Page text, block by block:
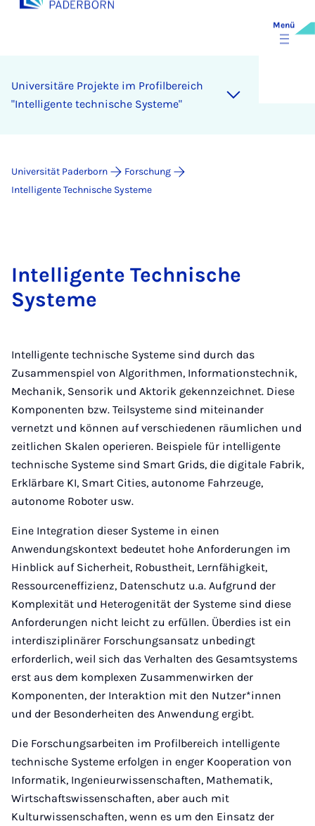
Menü
Uni­ver­si­tä­re Pro­jek­te im Pro­fil­be­reich
"In­tel­li­gen­te tech­ni­sche Sys­te­me"
Universität Paderborn
Forschung
Intelligente Technische Systeme
Intelligente Technische
Systeme
Intelligente technische Systeme sind durch das
Zusammenspiel von Algorithmen, Informationstechnik,
Mechanik, Sensorik und Aktorik gekennzeichnet. Diese
Komponenten bzw. Teilsysteme sind miteinander
vernetzt und können auf verschiedenen räumlichen und
zeitlichen Skalen operieren. Beispiele für intelligente
technische Systeme sind Smart Grids, die digitale Fabrik,
Erklärbare KI, Smart Cities, autonome Fahrzeuge,
autonome Roboter usw.
Eine Integration dieser Systeme in einen
Anwendungskontext bedeutet hohe Anforderungen im
Hinblick auf Sicherheit, Robustheit, Lernfähigkeit,
Ressourceneffizienz, Datenschutz u.a. Aufgrund der
Komplexität und Heterogenität der Systeme sind diese
Anforderungen nicht leicht zu erfüllen. Überdies ist ein
interdisziplinärer Forschungsansatz unbedingt
erforderlich, weil sich das Verhalten des Gesamtsystems
erst aus dem komplexen Zusammenwirken der
Komponenten, der Interaktion mit den Nutzer*innen
und der Besonderheiten des Anwendung ergibt.
Die Forschungsarbeiten im Profilbereich intelligente
technische Systeme erfolgen in enger Kooperation von
Informatik, Ingenieurwissenschaften, Mathematik,
Wirtschaftswissenschaften, aber auch mit
Kulturwissenschaften, wenn es um den Einsatz der